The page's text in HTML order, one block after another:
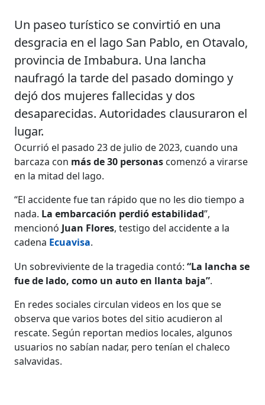
Un paseo turístico se convirtió en una
desgracia en el lago San Pablo, en Otavalo,
provincia de Imbabura. Una lancha
naufragó la tarde del pasado domingo y
dejó dos mujeres fallecidas y dos
desaparecidas. Autoridades clausuraron el
lugar.
Ocurrió el pasado 23 de julio de 2023, cuando una
barcaza con más de 30 personas comenzó a virarse
en la mitad del lago.
“El accidente fue tan rápido que no les dio tiempo a
nada. La embarcación perdió estabilidad”,
mencionó Juan Flores, testigo del accidente a la
cadena Ecuavisa.
Un sobreviviente de la tragedia contó:“La lancha se
fue de lado, como un auto en llanta baja”.
En redes sociales circulan videos en los que se
observa que varios botes del sitio acudieron al
rescate. Según reportan medios locales, algunos
usuarios no sabían nadar, pero tenían el chaleco
salvavidas.